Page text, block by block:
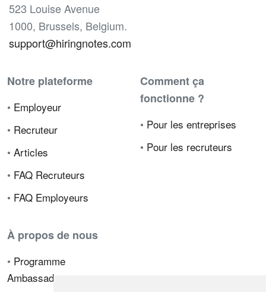
523 Louise Avenue
1000, Brussels, Belgium.
support@hiringnotes.com
Notre plateforme
• Employeur
• Recruteur
• Articles
• FAQ Recruteurs
• FAQ Employeurs
Comment ça
fonctionne ?
• Pour les entreprises
• Pour les recruteurs
À propos de nous
• Programme
Ambassadeur